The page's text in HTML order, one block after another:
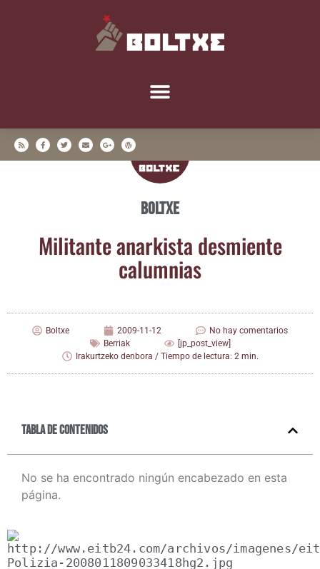
Boltxe
Mili­tan­te anar­kis­ta des­mien­te
calumnias
Boltxe 2009-11-12
No hay comentarios
Berriak
[jp_post_view]
Irakurtzeko denbora / Tiempo de lectura: 2 min.
Tabla de contenidos
No se ha encontrado ningún encabezado en esta
página.